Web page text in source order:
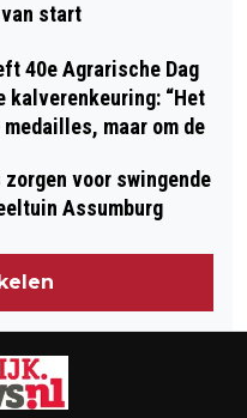
start
40e Agrarische Dag
kalverenkeuring: “Het
maar om de
zorgen voor swingende
Assumburg